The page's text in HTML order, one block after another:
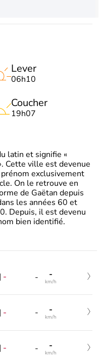
Lever
06h10
Coucher
19h07
latin et signifie «
Cette ville est devenue
exclusivement
On le retrouve en
de Gaëtan depuis
les années 60 et
Depuis, il est devenu
bien identifié.
| - - -
km/h
| - - -
km/h
| - - -
km/h